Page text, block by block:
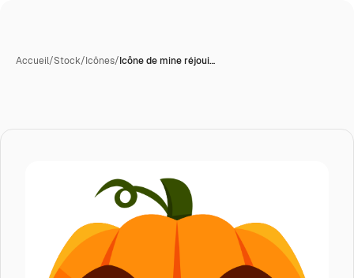
Accueil/Stock/Icônes/Icône de mine réjoui…